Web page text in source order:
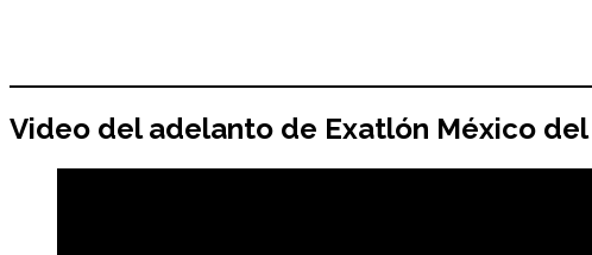
Video del adelanto de Exatlón México del